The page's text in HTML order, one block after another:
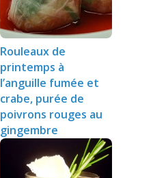
Rouleaux de
printemps à
l’anguille fumée et
crabe, purée de
poivrons rouges au
gingembre